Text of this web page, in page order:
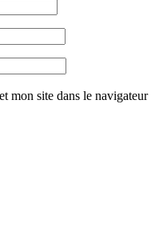
mon site dans le navigateur